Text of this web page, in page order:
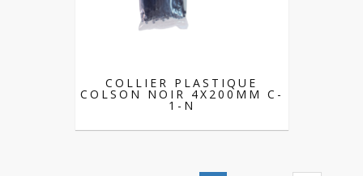
COLLIER PLASTIQUE
COLSON NOIR 4X200MM C-
1-N